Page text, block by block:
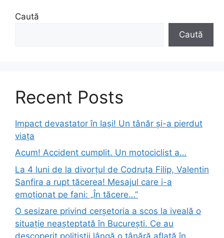
Caută
Caută
Recent Posts
Impact devastator în Iași! Un tânăr și-a pierdut
viața
Acum! Accident cumplit. Un motociclist a…
La 4 luni de la divorțul de Codruța Filip, Valentin
Sanfira a rupt tăcerea! Mesajul care i-a
emoționat pe fani: „În tăcere…”
O sesizare privind cerșetoria a scos la iveală o
situație neașteptată în București. Ce au